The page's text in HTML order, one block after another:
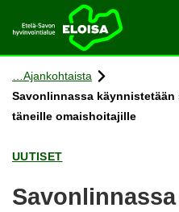
Etusi­vu
Siir­ry si­säl­töön
Ajan­koh­tais­ta
Sa­von­lin­nas­sa
tä­neil­le omais­hoi­ta­jil­le
UU­TI­SET